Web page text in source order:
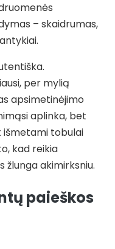
– skaidrumas,
per mylią
apsimetinėjimo
aplinka, bet
tobulai
kad reikia
akimirksniu.
paieškos